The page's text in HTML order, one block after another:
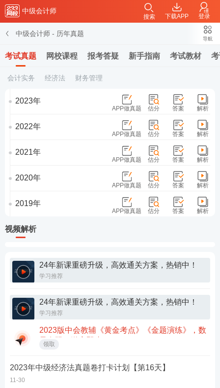
中级会计师
下载APP 登录
搜索
中级会计师 - 历年真题
考试真题 网校课程 报考答疑 新手指南 考试教材
导航
会计实务 经济法 财务管理
2023年
估分 答案 解析
APP做真题
2022年
估分 答案 解析
APP做真题
2021年
估分 答案 解析
APP做真题
2020年
估分 答案 解析
APP做真题
2019年
估分 答案 解析
APP做真题
视频解析
24年新课重磅升级，高效通关方案，热销中！
学习推荐
24年新课重磅升级，高效通关方案，热销中！
学习推荐
2023版中会教辅《黄金考点》《金题演练》，数
量有限，送完即止>>
领取
2023年中级经济法真题卷打卡计划【第16天】
11-30